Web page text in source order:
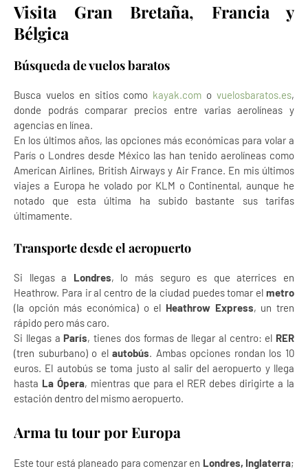
Visita Gran Bretaña, Francia y
Bélgica
Búsqueda de vuelos baratos
Busca vuelos en sitios como kayak.com ovuelosbaratos.es,
donde podrás comparar precios entre varias aerolíneas y
agencias en línea.
En los últimos años, las opciones más económicas para volar a
París o Londres desde México las han tenido aerolíneas como
American Airlines, British Airways y Air France. En mis últimos
viajes a Europa he volado por KLM o Continental, aunque he
notado que esta última ha subido bastante sus tarifas
últimamente.
Transporte desde el aeropuerto
Si llegas a Londres, lo más seguro es que aterrices en
Heathrow. Para ir al centro de la ciudad puedes tomar el metro
(la opción más económica) o el Heathrow Express, un tren
rápido pero más caro.
Si llegas aParís, tienes dos formas de llegar al centro: el RER
(tren suburbano) o elautobús. Ambas opciones rondan los 10
euros. El autobús se toma justo al salir del aeropuerto y llega
hasta La Ópera, mientras que para el RER debes dirigirte a la
estación dentro del mismo aeropuerto.
Arma tu tour por Europa
Este tour está planeado para comenzar en Londres, Inglaterra;